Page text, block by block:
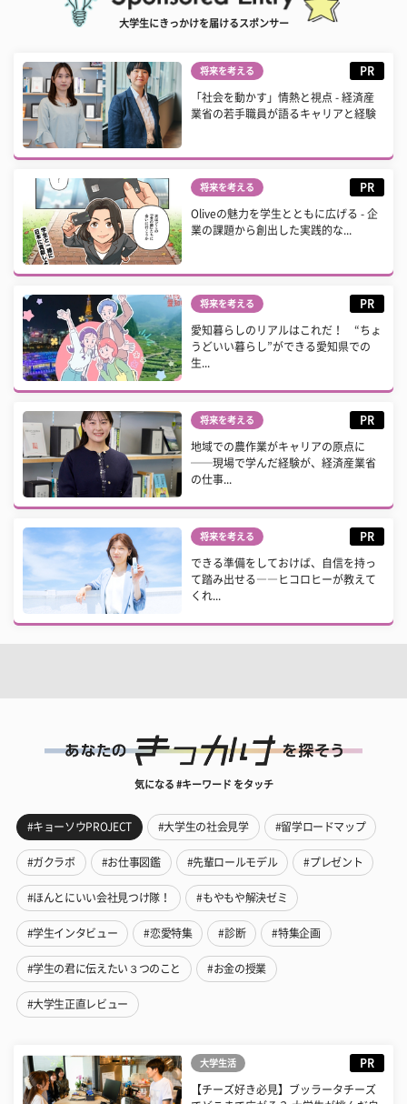
大学生にきっかけを届けるスポンサー
将来を考える PR
「社会を動かす」情熱と視点 - 経済産
業省の若手職員が語るキャリアと経験
将来を考える PR
Oliveの魅力を学生とともに広げる - 企
業の課題から創出した実践的な...
将来を考える PR
愛知暮らしのリアルはこれだ！ “ちょ
うどいい暮らし”ができる愛知県での
生...
将来を考える PR
地域での農作業がキャリアの原点に
──現場で学んだ経験が、経済産業省
の仕事...
将来を考える PR
できる準備をしておけば、自信を持っ
て踏み出せる――ヒコロヒーが教えて
くれ...
気になる #キーワード をタッチ
#キョーソウPROJECT #大学生の社会見学 #留学ロードマップ
#ガクラボ #お仕事図鑑 #先輩ロールモデル #プレゼント
#ほんとにいい会社見つけ隊！ #もやもや解決ゼミ
#学生インタビュー #恋愛特集 #診断 #特集企画
#学生の君に伝えたい３つのこと #お金の授業
#大学生正直レビュー
大学生活 PR
【チーズ好き必見】ブッラータチーズ